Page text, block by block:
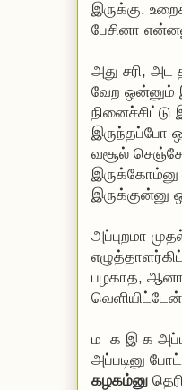
இருக்கு.
பேசினா
அது சரி,
வேற ஒன்னும்
இருந்தப்போ
வசூல்
இருக்கோம்னு
இருக்குன்னு
அப்புறமா
பழகாத, ஆனா
ம க இ க
அப்படினு
கழகம்னு